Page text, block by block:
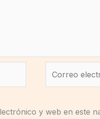
electrónico*
y web en este